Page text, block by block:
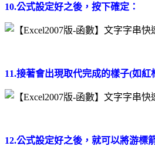
10.公式設定好之後，按下確定：
11.接著會出現取代完成的樣子(如紅
12.公式設定好之後，就可以將游標